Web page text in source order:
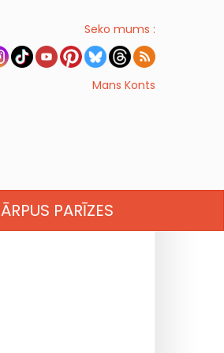
Seko mums :
Mans Konts
ĀRPUS PARĪZES